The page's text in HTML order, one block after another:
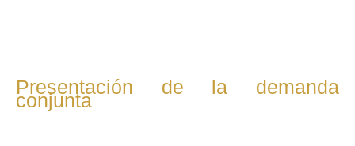
Presentación de la demanda
conjunta